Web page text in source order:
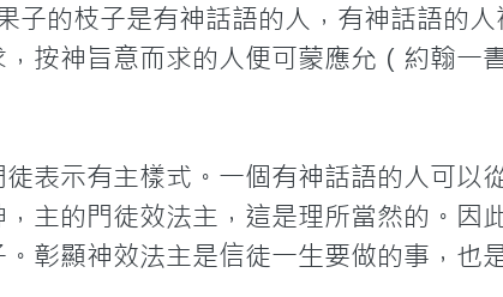
子的枝子是有神話語的人，有神話語的
按神旨意而求的人便可蒙應允（約翰一
表示有主樣式。一個有神話語的人可以
主的門徒效法主，這是理所當然的。因
彰顯神效法主是信徒一生要做的事，也